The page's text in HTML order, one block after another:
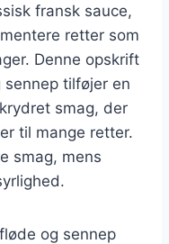
fransk sauce,
retter som
Denne opskrift
tilføjer en
smag, der
til mange retter.
smag, mens
og sennep